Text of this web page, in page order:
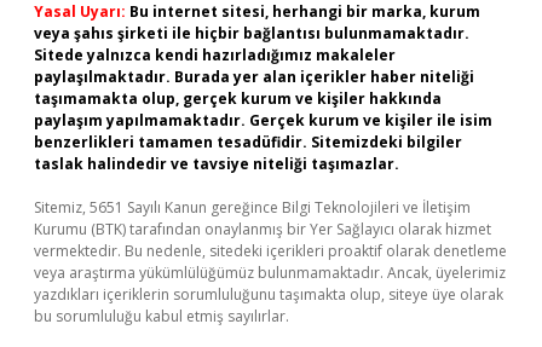
Yasal Uyarı: Bu internet sitesi, herhangi bir marka, kurum
veya şahıs şirketi ile hiçbir bağlantısı bulunmamaktadır.
Sitede yalnızca kendi hazırladığımız makaleler
paylaşılmaktadır. Burada yer alan içerikler haber niteliği
taşımamakta olup, gerçek kurum ve kişiler hakkında
paylaşım yapılmamaktadır. Gerçek kurum ve kişiler ile isim
benzerlikleri tamamen tesadüfidir. Sitemizdeki bilgiler
taslak halindedir ve tavsiye niteliği taşımazlar.
Sitemiz, 5651 Sayılı Kanun gereğince Bilgi Teknolojileri ve İletişim
Kurumu (BTK) tarafından onaylanmış bir Yer Sağlayıcı olarak hizmet
vermektedir. Bu nedenle, sitedeki içerikleri proaktif olarak denetleme
veya araştırma yükümlülüğümüz bulunmamaktadır. Ancak, üyelerimiz
yazdıkları içeriklerin sorumluluğunu taşımakta olup, siteye üye olarak
bu sorumluluğu kabul etmiş sayılırlar.